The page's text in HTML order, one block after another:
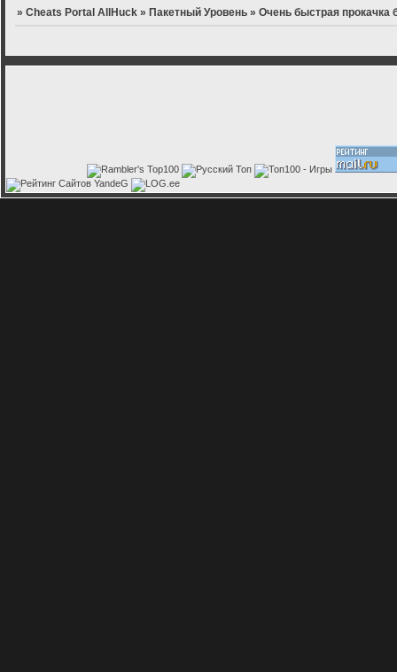
»Cheats Portal AllHuck »Пакетный Уровень »Очень быстрая